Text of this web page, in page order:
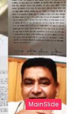
MainSlide